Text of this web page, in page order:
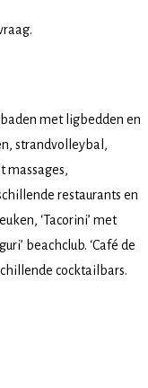
met ligbedden en
strandvolleybal,
massages,
restaurants en
‘Tacorini’ met
beachclub. ‘Café de
cocktailbars.